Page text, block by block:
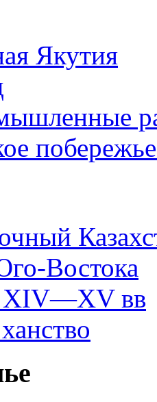
Якутия
Востока
XIV—XV вв